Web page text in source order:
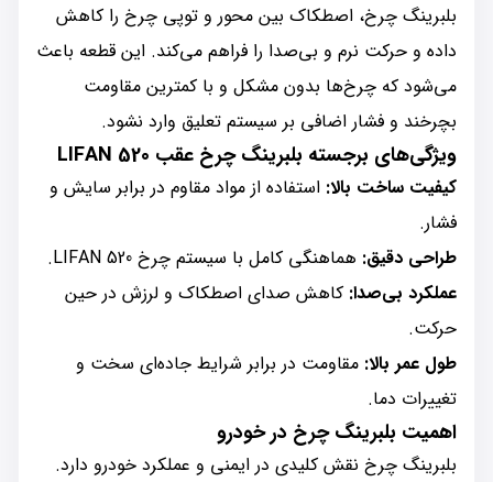
بلبرینگ چرخ، اصطکاک بین محور و توپی چرخ را کاهش
داده و حرکت نرم و بی‌صدا را فراهم می‌کند. این قطعه باعث
می‌شود که چرخ‌ها بدون مشکل و با کمترین مقاومت
بچرخند و فشار اضافی بر سیستم تعلیق وارد نشود.
ویژگی‌های برجسته بلبرینگ چرخ عقب LIFAN 520
کیفیت ساخت بالا: استفاده از مواد مقاوم در برابر سایش و
فشار.
طراحی دقیق: هماهنگی کامل با سیستم چرخ LIFAN 520.
عملکرد بی‌صدا: کاهش صدای اصطکاک و لرزش در حین
حرکت.
طول عمر بالا: مقاومت در برابر شرایط جاده‌ای سخت و
تغییرات دما.
اهمیت بلبرینگ چرخ در خودرو
بلبرینگ چرخ نقش کلیدی در ایمنی و عملکرد خودرو دارد.